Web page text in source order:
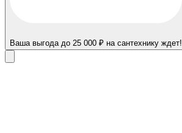
Ваша выгода до 25 000 ₽ на сантехнику ждет!